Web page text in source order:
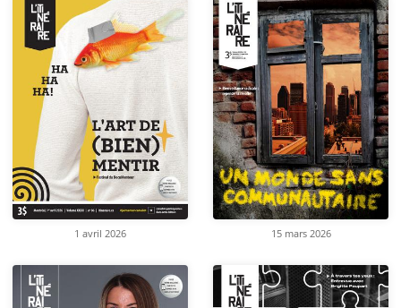
1 avril 2026 15 mars 2026